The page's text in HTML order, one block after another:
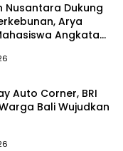
Nusantara Dukung
Arya
Angkatan
Auto Corner, BRI
Bali Wujudkan